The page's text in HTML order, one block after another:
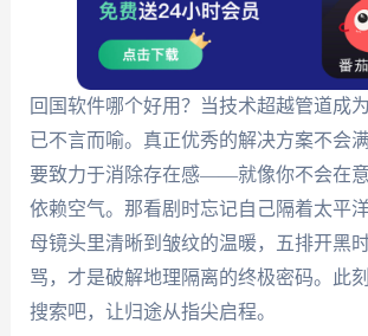
回国软件哪个好用？当技术超越管道成
已不言而喻。真正优秀的解决方案不会
要致力于消除存在感——就像你不会在
依赖空气。那看剧时忘记自己隔着太平
母镜头里清晰到皱纹的温暖，五排开黑
骂，才是破解地理隔离的终极密码。此
搜索吧，让归途从指尖启程。